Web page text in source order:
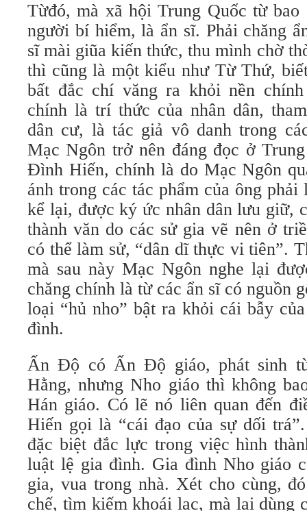
Từđó, mà xã hội Trung Quốc từ
người bí hiểm, là ẩn sĩ. Phải chăng
sĩ mài giũa kiến thức, thu mình chờ
thì cũng là một kiểu như Từ Thứ,
bất đắc chí văng ra khỏi nền
chính là trí thức của nhân dân,
dân cư, là tác giả vô danh trong
Mạc Ngôn trở nên đáng đọc ở
Đình Hiến, chính là do Mạc Ngôn
ánh trong các tác phẩm của ông
kể lại, được ký ức nhân dân lưu giữ,
thành văn do các sử gia vẽ nên ở
có thể làm sử, “dân dĩ thực vi tiên”.
mà sau này Mạc Ngôn nghe lại
chăng chính là từ các ẩn sĩ có nguồn
loại “hủ nho” bật ra khỏi cái bẫy
đình.
Ấn Độ có Ấn Độ giáo, phát sinh
Hằng, nhưng Nho giáo thì không
Hán giáo. Có lẽ nó liên quan đến
Hiến gọi là “cái đạo của sự dối
đặc biệt đắc lực trong việc hình
luật lệ gia đình. Gia đình Nho giáo
gia, vua trong nhà. Xét cho cùng,
chế, tìm kiếm khoái lạc, mà lại dùng